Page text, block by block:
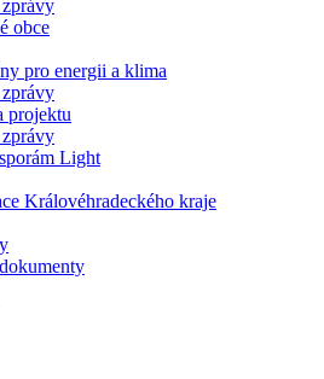
obce
pro energii a klima
projektu
Light
Královéhradeckého kraje